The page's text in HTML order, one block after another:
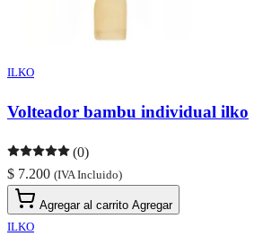
ILKO
Volteador bambu individual ilko
(0)
$ 7.200 (IVA Incluido)
Agregar al carrito Agregar
ILKO